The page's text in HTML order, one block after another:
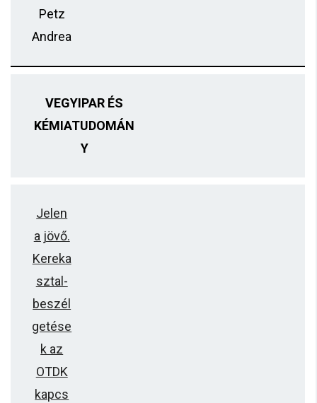
Petz
Andrea
VEGYIPAR ÉS
KÉMIATUDOMÁN
Y
Jelen
a jövő.
Kereka
sztal-
beszél
getése
k az
OTDK
kapcs